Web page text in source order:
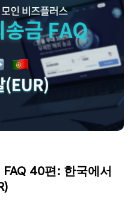
40편: 한국에서